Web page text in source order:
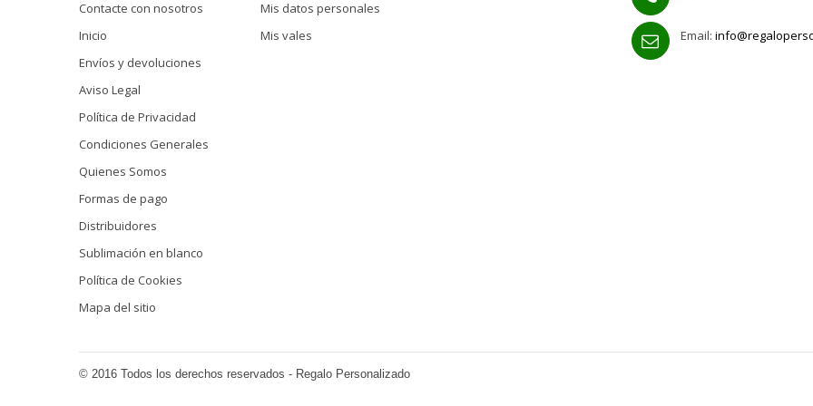
Contacte con nosotros
Inicio
Envíos y devoluciones
Aviso Legal
Política de Privacidad
Condiciones Generales
Quienes Somos
Formas de pago
Distribuidores
Sublimación en blanco
Política de Cookies
Mapa del sitio
Mis datos personales
Mis vales
Email:
© 2016 Todos los derechos reservados - Regalo Personalizado